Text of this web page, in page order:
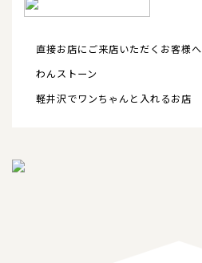
直接お店にご来店いただくお客様へ
わんストーン
軽井沢でワンちゃんと入れるお店